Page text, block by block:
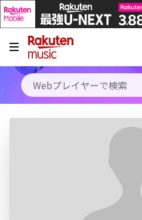
キャンペーン
料金プラン
使い方